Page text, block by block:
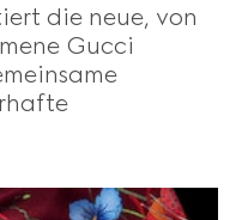
die neue, von
Gucci